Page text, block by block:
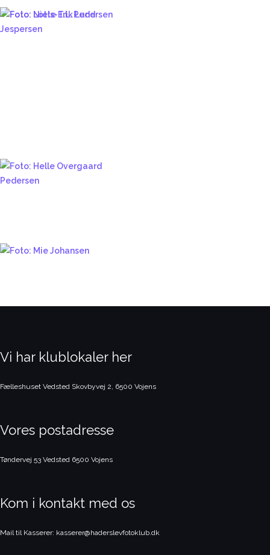
Vi har klublokaler her
Fælleshuset Vedsted Skovbyvej 2, 6500 Vojens
Vores postadresse
Tøndervej 53 Vedsted 6500 Vojens
Kom i kontakt med os
Mail til Kasserer: kasserer@haderslevfotoklub.dk